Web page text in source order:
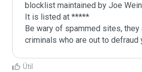
blocklist maintained by Joe
It is listed at *****
Be wary of spammed sites, they
criminals who are out to defraud
Útil